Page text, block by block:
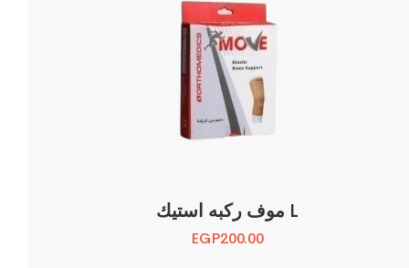
موف ركبه استيك L
EGP200.00